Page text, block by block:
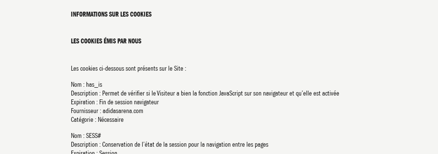
INFORMATIONS SUR LES COOKIES
LES COOKIES ÉMIS PAR NOUS
Les cookies ci-dessous sont présents sur le Site :
Nom : has_is
Description : Permet de vérifier si le Visiteur a bien la fonction JavaScript sur son navigateur et qu’elle est activée
Expiration : Fin de session navigateur
Fournisseur : adidasarena.com
Catégorie : Nécessaire
Nom : SESS#
Description : Conservation de l’état de la session pour la navigation entre les pages